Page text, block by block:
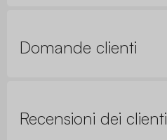
Domande clienti
Recensioni dei clienti